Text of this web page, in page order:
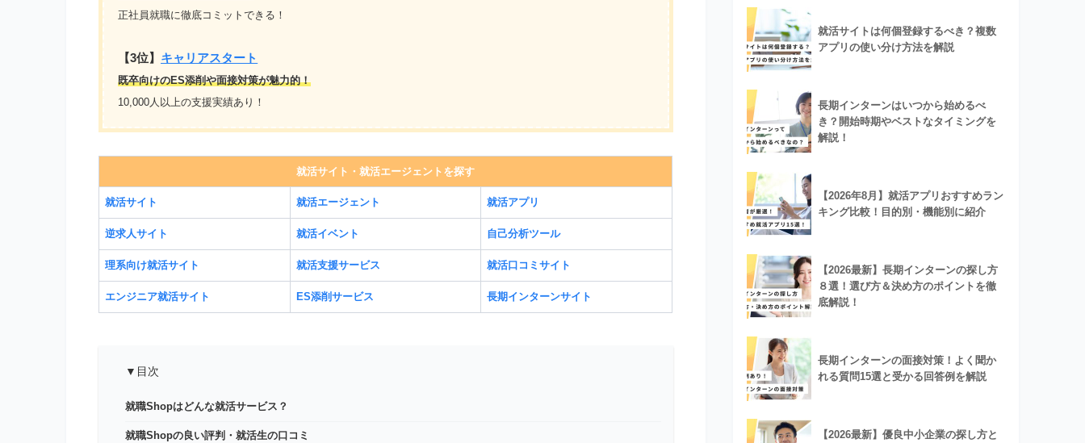
正社員就職に徹底コミットできる！
【3位】 キャリアスタート
既卒向けのES添削や面接対策が魅力的！
10,000人以上の支援実績あり！
就活サイト・就活エージェントを探す
就活サイト 就活エージェント 就活アプリ
逆求人サイト 就活イベント 自己分析ツール
理系向け就活サイト 就活支援サービス 就活口コミサイト
エンジニア就活サイト ES添削サービス 長期インターンサイト
▼目次
就職Shopはどんな就活サービス？
就職Shopの良い評判・就活生の口コミ
就活サイトは何個登録するべき？複数
アプリの使い分け方法を解説
長期インターンはいつから始めるべ
き？開始時期やベストなタイミングを
解説！
【2026年8月】就活アプリおすすめラン
キング比較！目的別・機能別に紹介
【2026最新】長期インターンの探し方
８選！選び方＆決め方のポイントを徹
底解説！
長期インターンの面接対策！よく聞か
れる質問15選と受かる回答例を解説
【2026最新】優良中小企業の探し方と